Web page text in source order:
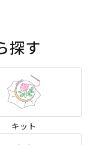
探す
キット